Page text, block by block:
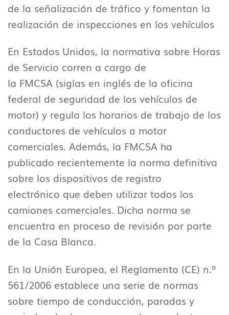
de la señalización de tráfico y fomentan la
realización de inspecciones en los vehículos
En Estados Unidos, la normativa sobre Horas
de Servicio corren a cargo de
la FMCSA (siglas en inglés de la oficina
federal de seguridad de los vehículos de
motor) y regula los horarios de trabajo de los
conductores de vehículos a motor
comerciales. Además, la FMCSA ha
publicado recientemente la norma definitiva
sobre los dispositivos de registro
electrónico que deben utilizar todos los
camiones comerciales. Dicha norma se
encuentra en proceso de revisión por parte
de la Casa Blanca.
En la Unión Europea, el Reglamento (CE) n.º
561/2006 establece una serie de normas
sobre tiempo de conducción, paradas y